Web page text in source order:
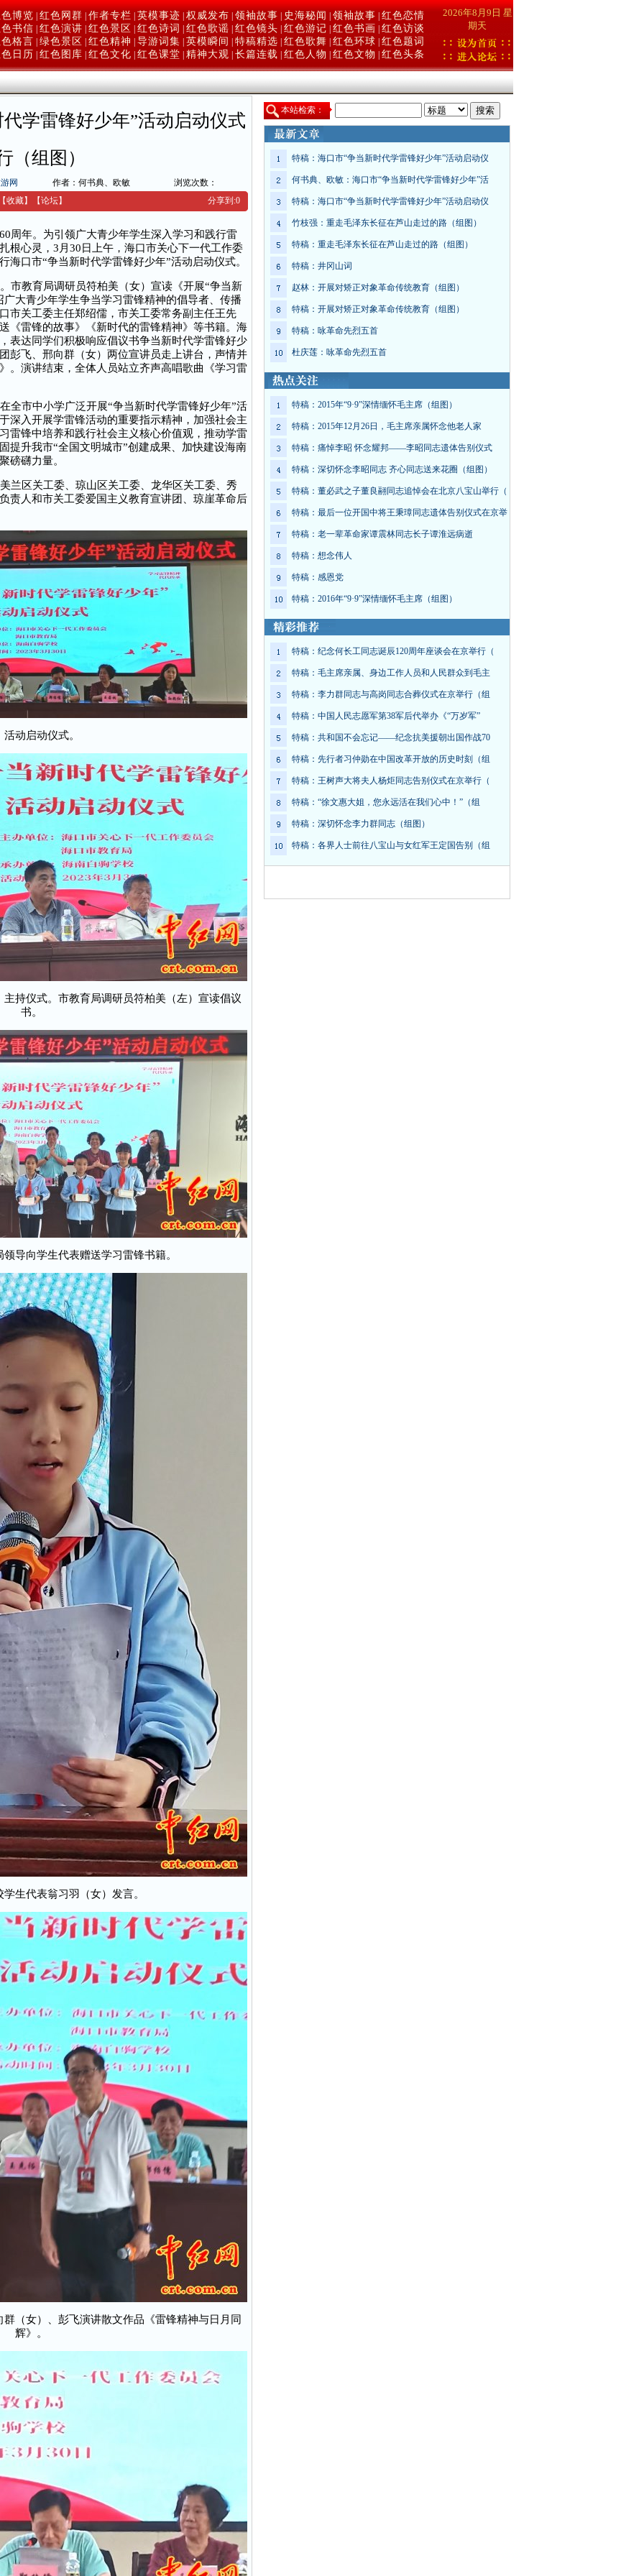
博览 红色网群 作者专栏 英模事迹 权威发布 领袖故事 史海秘闻 领袖故事 红色恋情
书信 红色演讲 红色景区 红色诗词 红色歌谣 红色镜头 红色游记 红色书画
红色访谈
格言 绿色景区 红色精神 导游词集 英模瞬间 特稿精选 红色歌舞 红色环球 红色题词
日历
红色图库 红色文化 红色课堂 精神大观 长篇连载 红色人物 红色文物 红色头条
2026年8月9日 星
期天
学雷锋好少年”活动启动仪式
（组图）
网 作者：何书典、欧敏
浏览次数：
收藏】
【论坛】 分享到:0
年。为引领广大青少年学生深入学习和践行雷
根心灵，3月30日上午，海口市关心下一代工作委
口市“争当新时代学雷锋好少年”活动启动仪式。
教育局调研员符柏美（女）宣读《开展“争当新
大青少年学生争当学习雷锋精神的倡导者、传播
市关工委主任郑绍儒，市关工委常务副主任王先
《雷锋的故事》《新时代的雷锋精神》等书籍。海
表达同学们积极响应倡议书争当新时代学雷锋好少
彭飞、邢向群（女）两位宣讲员走上讲台，声情并
。演讲结束，全体人员站立齐声高唱歌曲《学习雷
市中小学广泛开展“争当新时代学雷锋好少年”活
深入开展学雷锋活动的重要指示精神，加强社会主
雷锋中培养和践行社会主义核心价值观，推动学雷
提升我市“全国文明城市”创建成果、加快建设海南
磅礴力量。
区关工委、琼山区关工委、龙华区关工委、秀
责人和市关工委爱国主义教育宣讲团、琼崖革命后
活动启动仪式。
持仪式。市教育局调研员符柏美（左）宣读倡议
书。
导向学生代表赠送学习雷锋书籍。
生代表翁习羽（女）发言。
（女）、彭飞演讲散文作品《雷锋精神与日月同
辉》。
本站检索：
特稿：海口市“争当新时代学雷锋好少年”活动启动仪
何书典、欧敏：海口市“争当新时代学雷锋好少年”活
特稿：海口市“争当新时代学雷锋好少年”活动启动仪
竹枝强：重走毛泽东长征在芦山走过的路（组图）
特稿：重走毛泽东长征在芦山走过的路（组图）
特稿：井冈山词
赵林：开展对矫正对象革命传统教育（组图）
特稿：​开展对矫正对象革命传统教育（组图）
特稿：咏革命先烈五首
杜庆莲：咏革命先烈五首
特稿：2015年“9·9”深情缅怀毛主席（组图）
特稿：2015年12月26日，毛主席亲属怀念他老人家
特稿：痛悼李昭 怀念耀邦——李昭同志遗体告别仪式
特稿：深切怀念李昭同志 齐心同志送来花圈（组图）
特稿：董必武之子董良翮同志追悼会在北京八宝山举行（
特稿：最后一位开国中将王秉璋同志遗体告别仪式在京举
特稿：老一辈革命家谭震林同志长子谭淮远病逝
特稿：想念伟人
特稿：感恩党
特稿：2016年“9·9”深情缅怀毛主席（组图）
特稿：纪念何长工同志诞辰120周年座谈会在京举行（
特稿：毛主席亲属、身边工作人员和人民群众到毛主
特稿：李力群同志与高岗同志合葬仪式在京举行（组
特稿：中国人民志愿军第38军后代举办《“万岁军”
特稿：共和国不会忘记——纪念抗美援朝出国作战70
特稿：先行者习仲勋在中国改革开放的历史时刻（组
特稿：王树声大将夫人杨炬同志告别仪式在京举行（
特稿：“徐文惠大姐，您永远活在我们心中！”（组
特稿：深切怀念李力群同志（组图）
特稿：各界人士前往八宝山与女红军王定国告别（组